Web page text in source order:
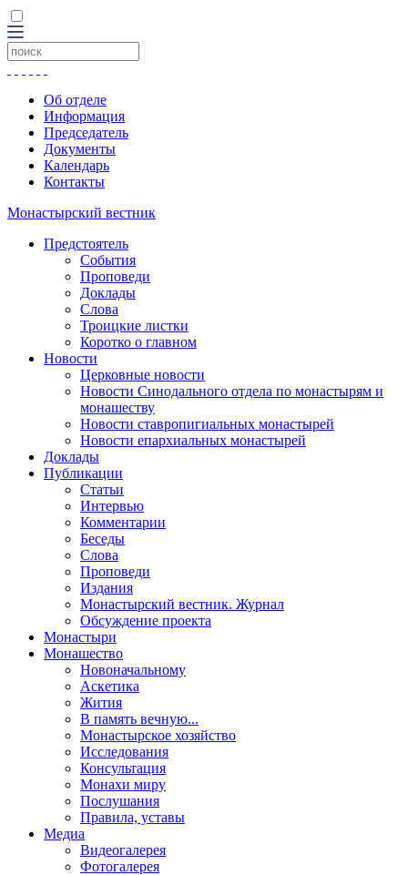
Об отделе
Информация
Председатель
Документы
Календарь
Контакты
Монастырский вестник
Предстоятель
События
Проповеди
Доклады
Слова
Троицкие листки
Коротко о главном
Новости
Церковные новости
Новости Синодального отдела по монастырям и
монашеству
Новости ставропигиальных монастырей
Новости епархиальных монастырей
Доклады
Публикации
Статьи
Интервью
Комментарии
Беседы
Слова
Проповеди
Издания
Монастырский вестник. Журнал
Обсуждение проекта
Монастыри
Монашество
Новоначальному
Аскетика
Жития
В память вечную...
Монастырское хозяйство
Исследования
Консультация
Монахи миру
Послушания
Правила, уставы
Медиа
Видеогалерея
Фотогалерея